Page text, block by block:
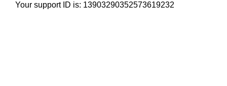
Your support ID is: 13903290352573619232